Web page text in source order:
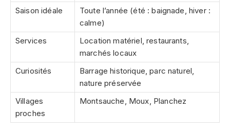
Saison idéale
Toute l’année (été : baignade, hiver :
calme)
Services
Location matériel, restaurants,
marchés locaux
Curiosités
Barrage historique, parc naturel,
nature préservée
Villages
proches
Montsauche, Moux, Planchez